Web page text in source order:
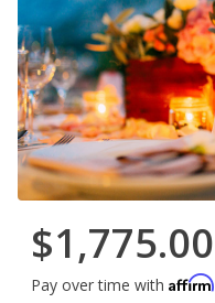
$1,775.00
Pay over time with Affirm